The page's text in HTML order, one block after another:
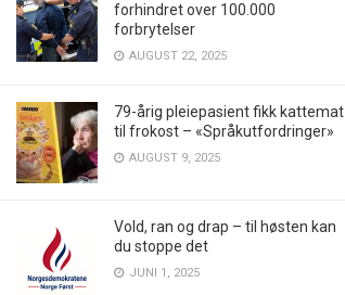
forhindret over 100.000
forbrytelser
AUGUST 22, 2025
79-årig pleiepasient fikk kattemat
til frokost – «Språkutfordringer»
AUGUST 9, 2025
Vold, ran og drap – til høsten kan
du stoppe det
JUNI 1, 2025